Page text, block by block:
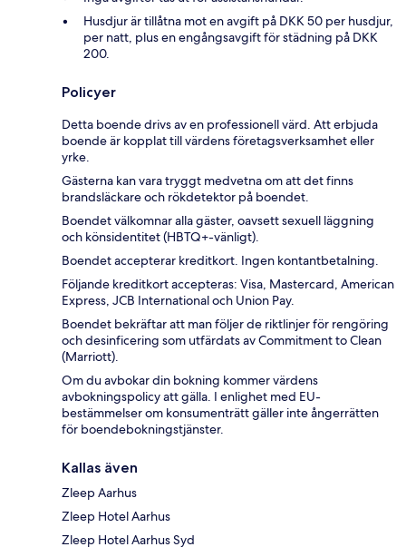
Husdjur är tillåtna mot en avgift på DKK 50 per husdjur,
per natt, plus en engångsavgift för städning på DKK
200.
Policyer
Detta boende drivs av en professionell värd. Att erbjuda
boende är kopplat till värdens företagsverksamhet eller
yrke.
Gästerna kan vara tryggt medvetna om att det finns
brandsläckare och rökdetektor på boendet.
Boendet välkomnar alla gäster, oavsett sexuell läggning
och könsidentitet (HBTQ+-vänligt).
Boendet accepterar kreditkort. Ingen kontantbetalning.
Följande kreditkort accepteras: Visa, Mastercard, American
Express, JCB International och Union Pay.
Boendet bekräftar att man följer de riktlinjer för rengöring
och desinficering som utfärdats av Commitment to Clean
(Marriott).
Om du avbokar din bokning kommer värdens
avbokningspolicy att gälla. I enlighet med EU-
bestämmelser om konsumenträtt gäller inte ångerrätten
för boendebokningstjänster.
Kallas även
Zleep Aarhus
Zleep Hotel Aarhus
Zleep Hotel Aarhus Syd